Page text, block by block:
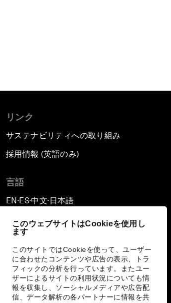
このウェブサイトはCookieを使用し
ます
このサイトではCookieを使って、ユーザー
に合わせたコンテンツや広告の表示、トラ
フィックの分析を行っています。またユー
ザーによるサイトの利用状況についても情
報を収集し、ソーシャルメディアや広告配
信、データ解析の各パートナーに情報を共
リンク
サステナビリティへの取り組み
採用情報 (英語のみ)
言語
EN ▪ ES▪中文▪ 日本語